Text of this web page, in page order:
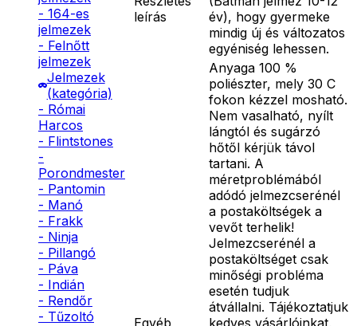
- 164-es
jelmezek
- Felnőtt
jelmezek
Jelmezek
(kategória)
- Római
Harcos
- Flintstones
-
Porondmester
- Pantomin
- Manó
- Frakk
- Ninja
- Pillangó
- Páva
- Indián
- Rendőr
- Tűzoltó
leírás
év), hogy gyermeke
mindig új és változatos
egyéniség lehessen.
Egyéb
Anyaga 100 %
poliészter, mely 30 C
fokon kézzel mosható.
Nem vasalható, nyílt
lángtól és sugárzó
hőtől kérjük távol
tartani. A
méretproblémából
adódó jelmezcserénél
a postaköltségek a
vevőt terhelik!
Jelmezcserénél a
postaköltséget csak
minőségi probléma
esetén tudjuk
átvállalni. Tájékoztatjuk
kedves vásárlóinkat,